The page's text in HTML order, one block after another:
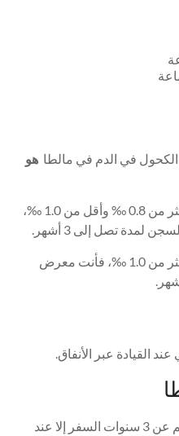
في الدم في مالطاهو
إذا كان مستوى الكحول في الدم أكثر من 0.8 ‰ وأقل من 1.0 ‰،
إذا كان مستوى الكحول في الدم أكثر من 1.0 ‰، فأنت معرض
القيادة عبر الأنفاق.
لا يمكن للأطفال الذين تقل أعمارهم عن 3 سنوات السفر إلا عند